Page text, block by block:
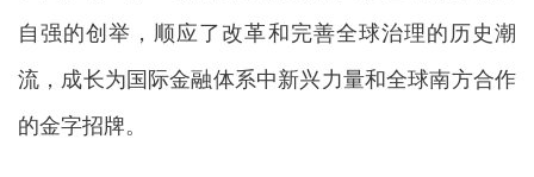
自强的创举，顺应了改革和完善全球治理的历史潮
流，成长为国际金融体系中新兴力量和全球南方合作
的金字招牌。